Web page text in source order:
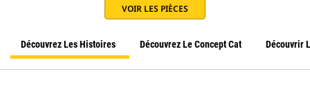
VOIR LES PIÈCES
Découvrez Les Histoires Découvrez Le Concept Cat Découvrir